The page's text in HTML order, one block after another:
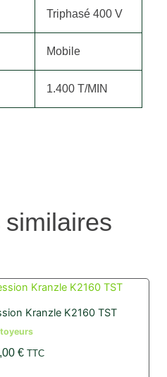
Triphasé 400 V
Mobile
1.400 T/MIN
Kranzle K2160 TST
€ TTC